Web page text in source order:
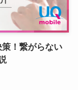
！繋がらない